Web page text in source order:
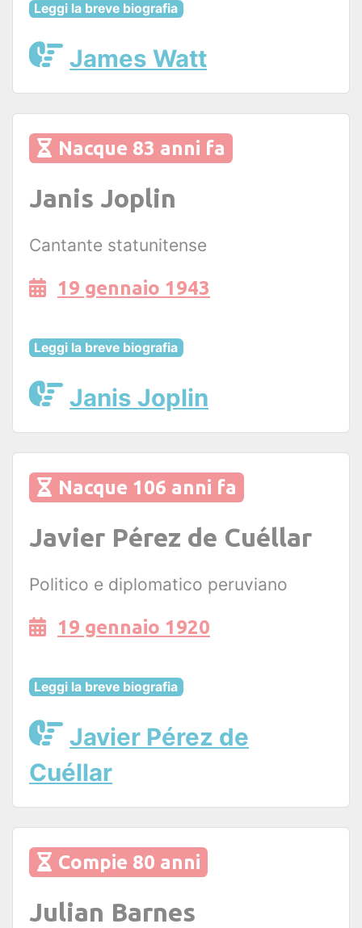
Leggi la breve biografia
James Watt
Nacque 83 anni fa
Janis Joplin
Cantante statunitense
19 gennaio 1943
Leggi la breve biografia
Janis Joplin
Nacque 106 anni fa
Javier Pérez de Cuéllar
Politico e diplomatico peruviano
19 gennaio 1920
Leggi la breve biografia
Javier Pérez de
Cuéllar
Compie 80 anni
Julian Barnes